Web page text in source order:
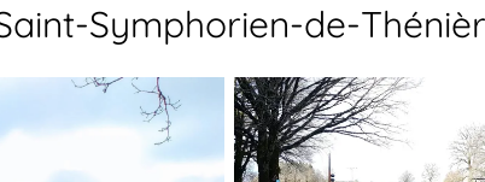
Symphorien-de-